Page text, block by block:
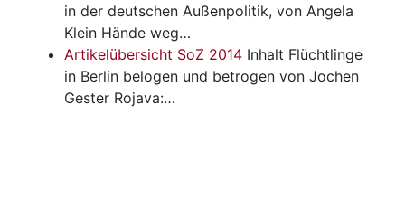
in der deutschen Außenpolitik, von Angela
Klein Hände weg…
Artikelübersicht SoZ 2014 Inhalt Flüchtlinge
in Berlin belogen und betrogen von Jochen
Gester Rojava:…